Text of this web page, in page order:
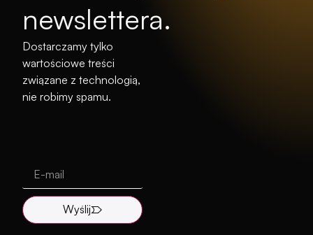
newslettera.
Dostarczamy tylko
wartościowe treści
związane z technologią,
nie robimy spamu.
Wyślij